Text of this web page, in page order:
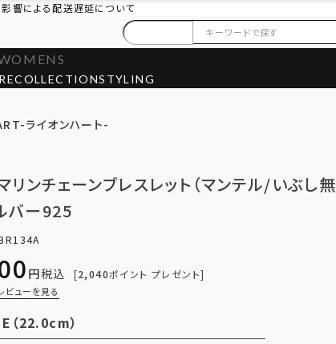
影響による配送遅延について
COLLECTIONSTYLING
ライオンハート-
リンチェーンブレスレット（マンテル/いぶし無
バー925
税込 2,040ポイント プレゼント
ビューを見る
（22.0cm）